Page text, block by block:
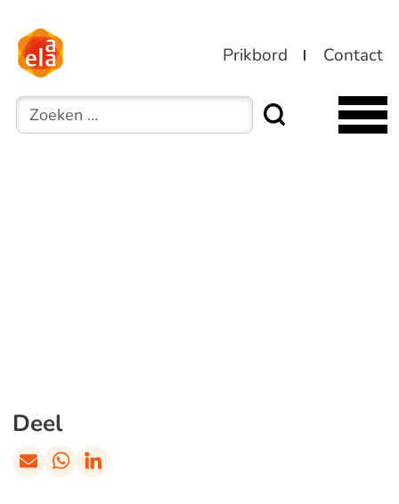
Prikbord Contact
Zoeken
Deel